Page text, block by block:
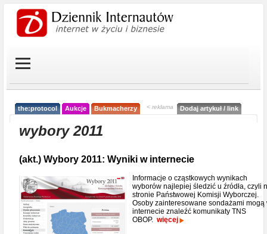
the:protocol Aukcje Bukmacherzy < reklama Dodaj artykuł / link
wybory 2011
(akt.) Wybory 2011: Wyniki w internecie
Informacje o cząstkowych wynikach
wyborów najlepiej śledzić u źródła, czyli
stronie Państwowej Komisji Wyborczej.
Osoby zainteresowane sondażami mogą
internecie znaleźć komunikaty TNS
OBOP. więcej